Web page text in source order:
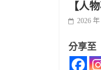
【人
2026 年
分享至